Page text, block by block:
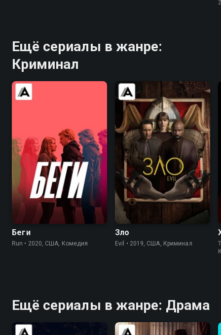
Ещё сериалы в жанре:
Криминал
6.5 6.2
Беги
Run • 2020, США, Комедия
7.7
Зло
Evil • 2019, США, Криминал
Ещё сериалы в жанре: Драма